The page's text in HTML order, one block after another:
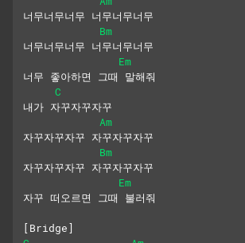
너무너무너무 너무너무너무
Bm
너무너무너무 너무너무너무
Em
너무 좋아하면 그때 말해줘
C
내가 자꾸자꾸자꾸
Am
자꾸자꾸자꾸 자꾸자꾸자꾸
Bm
자꾸자꾸자꾸 자꾸자꾸자꾸
Em
자꾸 떠오르면 그때 불러줘
[Bridge]